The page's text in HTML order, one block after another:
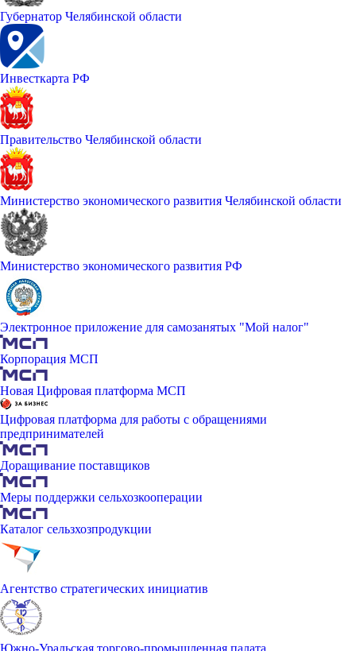
Губернатор Челябинской области
Инвесткарта РФ
Правительство Челябинской области
Министерство экономического развития Челябинской области
Министерство экономического развития РФ
Электронное приложение для самозанятых "Мой налог"
Корпорация МСП
Новая Цифровая платформа МСП
Цифровая платформа для работы с обращениями
предпринимателей
Доращивание поставщиков
Меры поддержки сельхозкооперации
Каталог сельзхозпродукции
Агентство стратегических инициатив
Южно-Уральская торгово-промышленная палата